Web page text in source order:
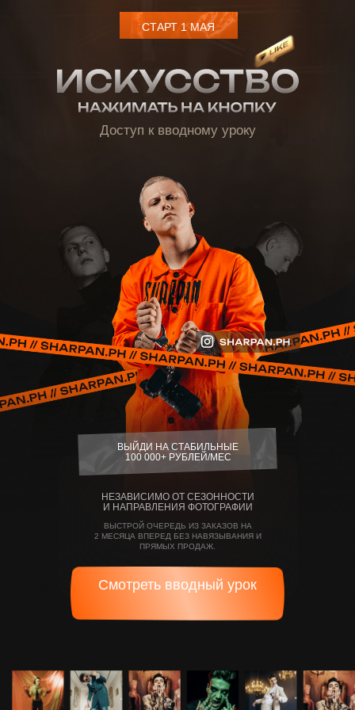
СТАРТ 1 МАЯ
Доступ к вводному уроку
ВЫЙДИ НА СТАБИЛЬНЫЕ
100 000+ РУБЛЕЙ/МЕС
НЕЗАВИСИМО ОТ СЕЗОННОСТИ
И НАПРАВЛЕНИЯ ФОТОГРАФИИ
ВЫСТРОЙ ОЧЕРЕДЬ ИЗ ЗАКАЗОВ НА
2 МЕСЯЦА ВПЕРЕД БЕЗ НАВЯЗЫВАНИЯ И
ПРЯМЫХ ПРОДАЖ.
Смотреть вводный урок